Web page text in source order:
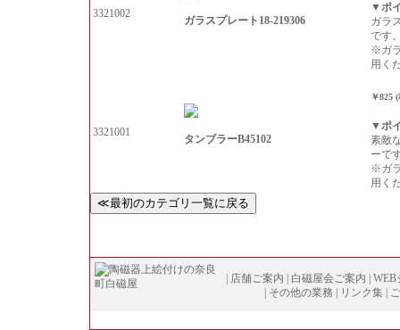
3321002
ガラスプレート18-219306
▼ポ
ガラ
です
※ガ
用く
3321001
タンブラーB45102
￥825
▼ポ
素敵
ーで
※ガ
用く
店舗ご案内 白磁屋会ご案内
WEB
その他の業務 リンク集